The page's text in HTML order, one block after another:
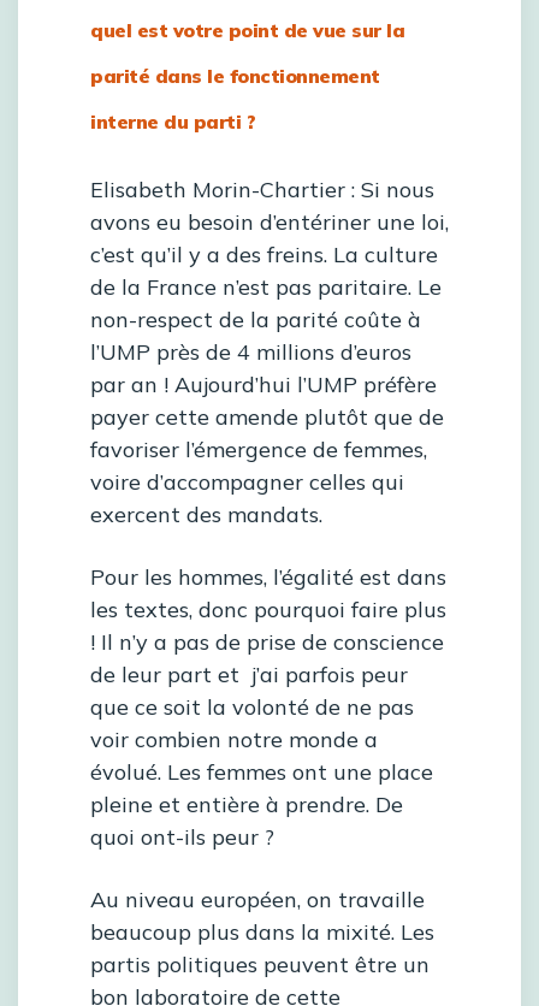
quel est votre point de vue sur la
parité dans le fonctionnement
interne du parti ?
Elisabeth Morin-Chartier : Si nous
avons eu besoin d’entériner une loi,
c’est qu’il y a des freins. La culture
de la France n’est pas paritaire. Le
non-respect de la parité coûte à
l’UMP près de 4 millions d’euros
par an ! Aujourd’hui l’UMP préfère
payer cette amende plutôt que de
favoriser l’émergence de femmes,
voire d’accompagner celles qui
exercent des mandats.
Pour les hommes, l’égalité est dans
les textes, donc pourquoi faire plus
! Il n’y a pas de prise de conscience
de leur part et j’ai parfois peur
que ce soit la volonté de ne pas
voir combien notre monde a
évolué. Les femmes ont une place
pleine et entière à prendre. De
quoi ont-ils peur ?
Au niveau européen, on travaille
beaucoup plus dans la mixité. Les
partis politiques peuvent être un
bon laboratoire de cette